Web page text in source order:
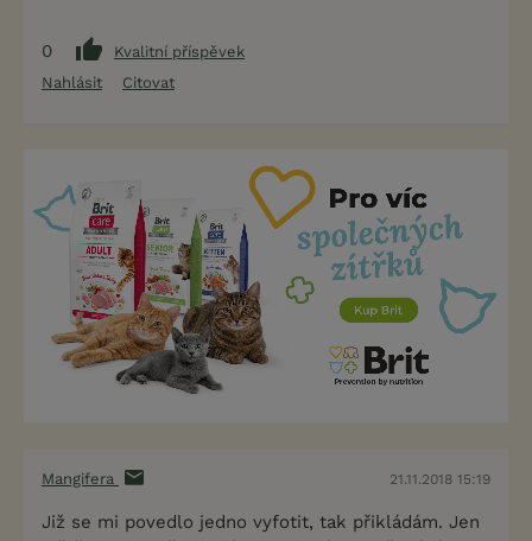
0
Kvalitní příspěvek
Nahlásit
Citovat
Mangifera 21.11.2018 15:19
Již se mi povedlo jedno vyfotit, tak přikládám. Jen